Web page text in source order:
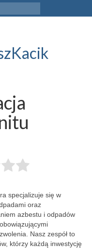
specjalizuje się w
oraz
azbestu i odpadów
Nasz zespół to
którzy każdą inwestycję